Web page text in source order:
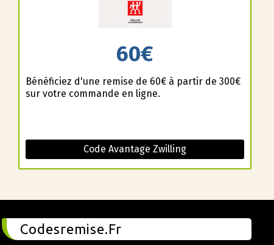
60€
Bénéficiez d'une remise de 60€ à partir de 300€
sur votre commande en ligne.
Code Avantage Zwilling
Codesremise.Fr